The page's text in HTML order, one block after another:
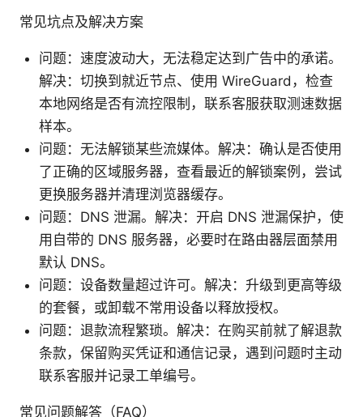
常见坑点及解决方案
问题：速度波动大，无法稳定达到广告中的承诺。
解决：切换到就近节点、使用 WireGuard，检查
本地网络是否有流控限制，联系客服获取测速数据
样本。
问题：无法解锁某些流媒体。解决：确认是否使用
了正确的区域服务器，查看最近的解锁案例，尝试
更换服务器并清理浏览器缓存。
问题：DNS 泄漏。解决：开启 DNS 泄漏保护，使
用自带的 DNS 服务器，必要时在路由器层面禁用
默认 DNS。
问题：设备数量超过许可。解决：升级到更高等级
的套餐，或卸载不常用设备以释放授权。
问题：退款流程繁琐。解决：在购买前就了解退款
条款，保留购买凭证和通信记录，遇到问题时主动
联系客服并记录工单编号。
常见问题解答（FAQ）